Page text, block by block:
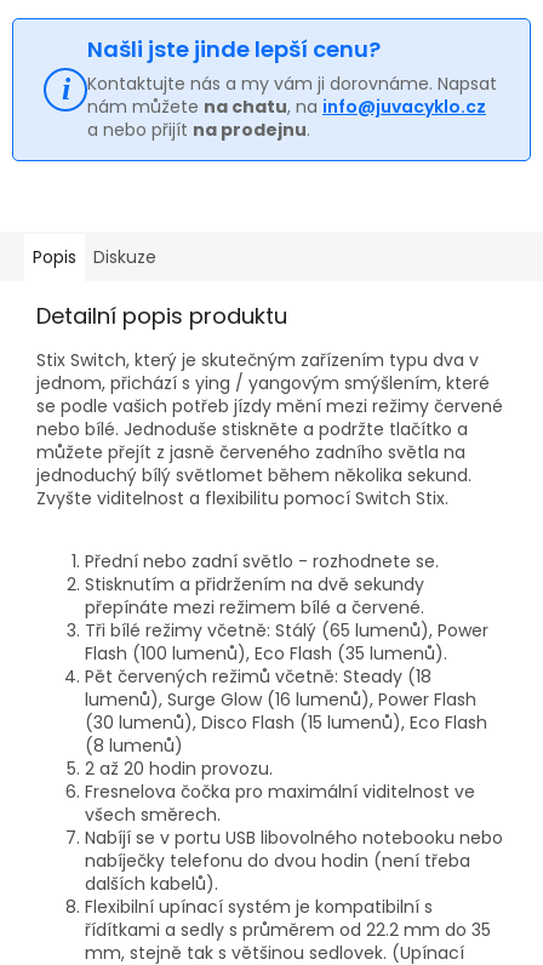
Našli jste jinde lepší cenu?
Kontaktujte nás a my vám ji dorovnáme. Napsat
nám můžete na chatu, na info@juvacyklo.cz
a nebo přijít na prodejnu.
Popis Diskuze
Detailní popis produktu
Stix Switch, který je skutečným zařízením typu dva v
jednom, přichází s ying / yangovým smýšlením, které
se podle vašich potřeb jízdy mění mezi režimy červené
nebo bílé. Jednoduše stiskněte a podržte tlačítko a
můžete přejít z jasně červeného zadního světla na
jednoduchý bílý světlomet během několika sekund.
Zvyšte viditelnost a flexibilitu pomocí Switch Stix.
Přední nebo zadní světlo - rozhodnete se.
Stisknutím a přidržením na dvě sekundy
přepínáte mezi režimem bílé a červené.
Tři bílé režimy včetně: Stálý (65 lumenů), Power
Flash (100 lumenů), Eco Flash (35 lumenů).
Pět červených režimů včetně: Steady (18
lumenů), Surge Glow (16 lumenů), Power Flash
(30 lumenů), Disco Flash (15 lumenů), Eco Flash
(8 lumenů)
2 až 20 hodin provozu.
Fresnelova čočka pro maximální viditelnost ve
všech směrech.
Nabíjí se v portu USB libovolného notebooku nebo
nabíječky telefonu do dvou hodin (není třeba
dalších kabelů).
Flexibilní upínací systém je kompatibilní s
řídítkami a sedly s průměrem od 22.2 mm do 35
mm, stejně tak s většinou sedlovek. (Upínací